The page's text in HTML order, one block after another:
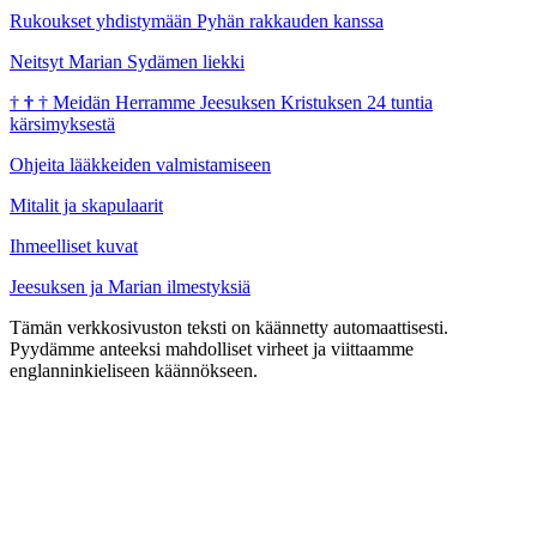
Rukoukset yhdistymään Pyhän rakkauden kanssa
Neitsyt Marian Sydämen liekki
† † † Meidän Herramme Jeesuksen Kristuksen 24 tuntia
kärsimyksestä
Ohjeita lääkkeiden valmistamiseen
Mitalit ja skapulaarit
Ihmeelliset kuvat
Jeesuksen ja Marian ilmestyksiä
Tämän verkkosivuston teksti on käännetty automaattisesti.
Pyydämme anteeksi mahdolliset virheet ja viittaamme
englanninkieliseen käännökseen.